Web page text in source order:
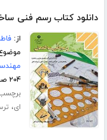
دانلود کتاب رسم فنی
از:
۲۰۴ صفحه
ای،